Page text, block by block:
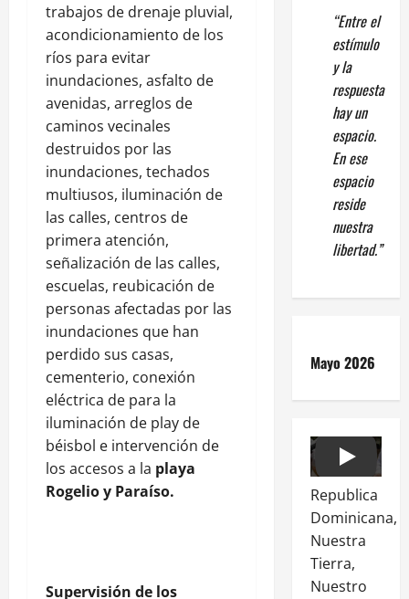
trabajos de drenaje pluvial,
acondicionamiento de los
ríos para evitar
inundaciones, asfalto de
avenidas, arreglos de
caminos vecinales
destruidos por las
inundaciones, techados
multiusos, iluminación de
las calles, centros de
primera atención,
señalización de las calles,
escuelas, reubicación de
personas afectadas por las
inundaciones que han
perdido sus casas,
cementerio, conexión
eléctrica de para la
iluminación de play de
béisbol e intervención de
los accesos a la playa
Rogelio y Paraíso.
Supervisión de los
“Entre el
estímulo
y la
respuesta
hay un
espacio.
En ese
espacio
reside
nuestra
libertad.”
Mayo 2026
Play
Republica
Dominicana,
Nuestra
Tierra,
Nuestro